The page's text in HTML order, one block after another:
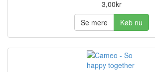
3,00kr
Se mere
Køb nu